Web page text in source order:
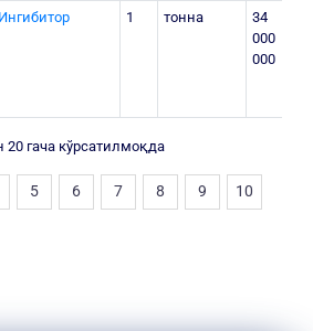
Ингибитор 1 тонна
34
000
000
20 гача кўрсатилмоқда
5 6 7 8 9 10